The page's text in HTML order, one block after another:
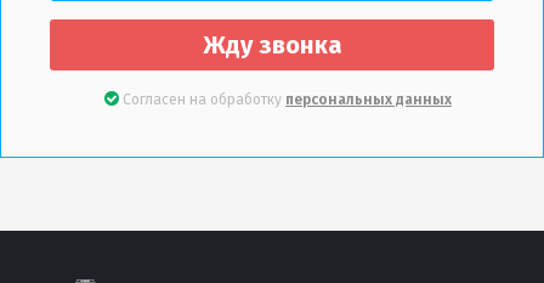
Жду звонка
Согласен на обработку персональных данных